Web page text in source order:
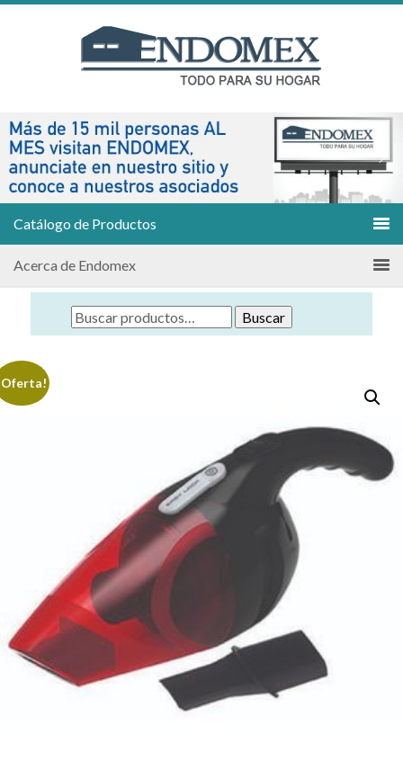
Catálogo de Productos
Acerca de Endomex
Buscar